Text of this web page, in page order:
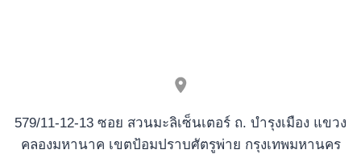
579/11-12-13 ซอย สวนมะลิเซ็นเตอร์ ถ. บำรุงเมือง แขวง
คลองมหานาค เขตป้อมปราบศัตรูพ่าย กรุงเทพมหานคร